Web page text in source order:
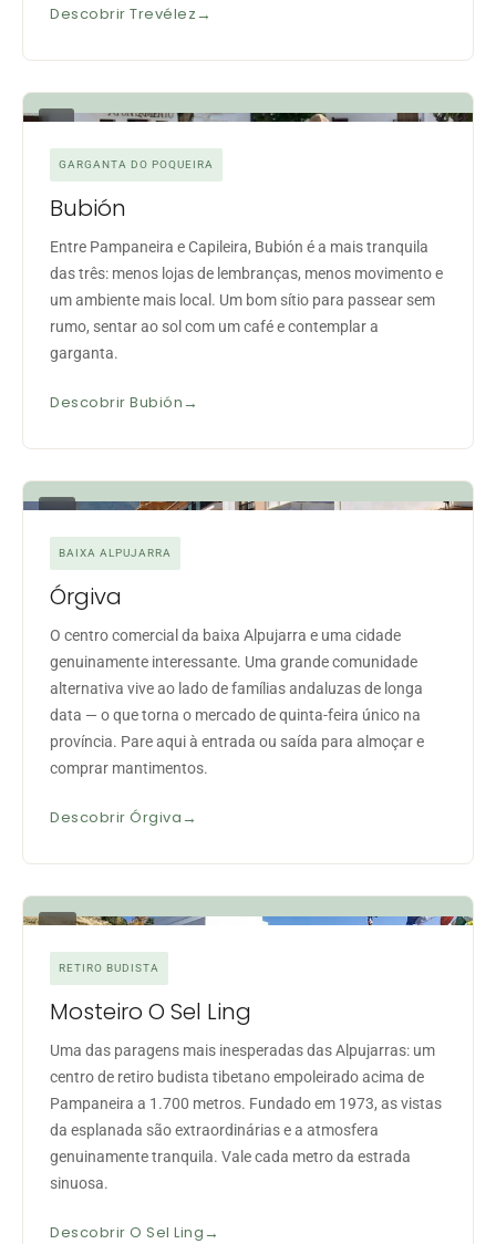
Descobrir Trevélez
04
GARGANTA DO POQUEIRA
Bubión
Entre Pampaneira e Capileira, Bubión é a mais tranquila
das três: menos lojas de lembranças, menos movimento e
um ambiente mais local. Um bom sítio para passear sem
rumo, sentar ao sol com um café e contemplar a
garganta.
Descobrir Bubión
05
BAIXA ALPUJARRA
Órgiva
O centro comercial da baixa Alpujarra e uma cidade
genuinamente interessante. Uma grande comunidade
alternativa vive ao lado de famílias andaluzas de longa
data — o que torna o mercado de quinta-feira único na
província. Pare aqui à entrada ou saída para almoçar e
comprar mantimentos.
Descobrir Órgiva
06
RETIRO BUDISTA
Mosteiro O Sel Ling
Uma das paragens mais inesperadas das Alpujarras: um
centro de retiro budista tibetano empoleirado acima de
Pampaneira a 1.700 metros. Fundado em 1973, as vistas
da esplanada são extraordinárias e a atmosfera
genuinamente tranquila. Vale cada metro da estrada
sinuosa.
Descobrir O Sel Ling